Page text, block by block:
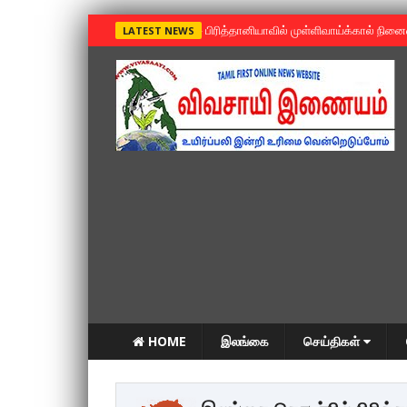
LATEST NEWS »பிரித்தானியாவில் முள்ளிவாய்க்கால்
HOME இலங்கை செய்திகள்